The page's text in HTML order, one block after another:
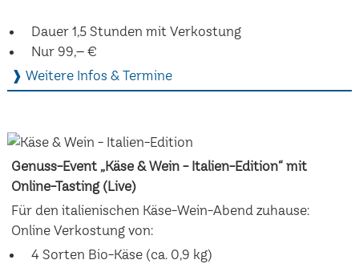
Dauer 1,5 Stunden mit Verkostung
Nur 99,– €
❱ Weitere Infos & Termine
Genuss-Event „Käse & Wein - Italien-Edition“ mit
Online-Tasting (Live)
Für den italienischen Käse-Wein-Abend zuhause:
Online Verkostung von:
4 Sorten Bio-Käse (ca. 0,9 kg)